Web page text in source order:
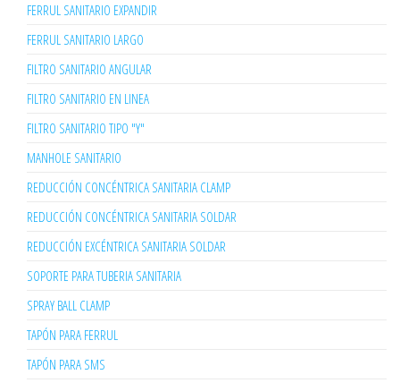
FERRUL SANITARIO EXPANDIR
FERRUL SANITARIO LARGO
FILTRO SANITARIO ANGULAR
FILTRO SANITARIO EN LINEA
FILTRO SANITARIO TIPO "Y"
MANHOLE SANITARIO
REDUCCIÓN CONCÉNTRICA SANITARIA CLAMP
REDUCCIÓN CONCÉNTRICA SANITARIA SOLDAR
REDUCCIÓN EXCÉNTRICA SANITARIA SOLDAR
SOPORTE PARA TUBERIA SANITARIA
SPRAY BALL CLAMP
TAPÓN PARA FERRUL
TAPÓN PARA SMS